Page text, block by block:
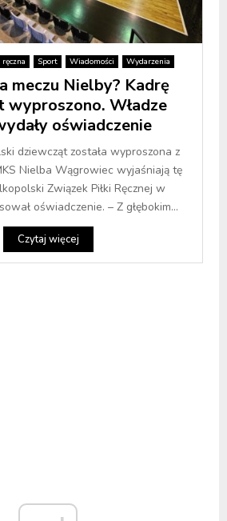
ręczna Sport Wiadomości Wydarzenia
meczu Nielby? Kadrę
wyproszono. Władze
oświadczenie
dziewcząt została wyproszona z
Nielba Wągrowiec wyjaśniają tę
Związek Piłki Ręcznej w
oświadczenie. – Z głębokim...
Czytaj więcej